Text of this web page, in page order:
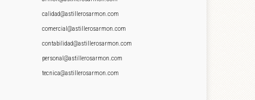
calidad@astillerosarmon.com
comercial@astillerosarmon.com
contabilidad@astillerosarmon.com
personal@astillerosarmon.com
tecnica@astillerosarmon.com